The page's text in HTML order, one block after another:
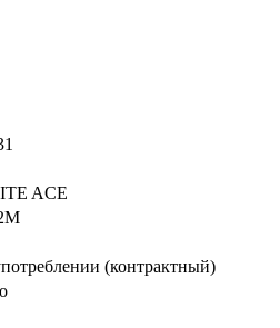
ACE
(контрактный)